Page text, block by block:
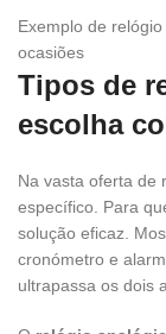
Exemplo de
ocasiões
Tipos de
escolha
Na vasta oferta de
específico. Para
solução eficaz.
cronómetro e
ultrapassa os dois